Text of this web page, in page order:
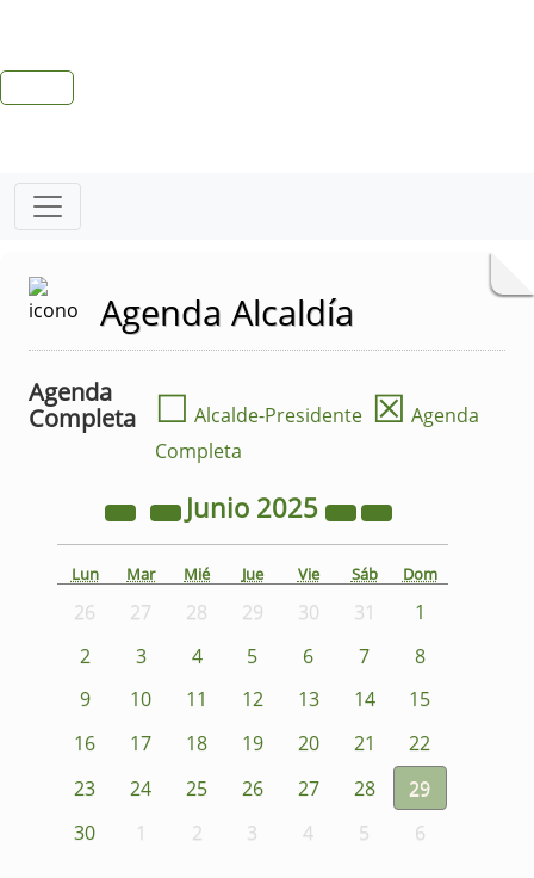
Agenda Alcaldía
Agenda
Completa
☐ Alcalde-Presidente ☒ Agenda
Completa
Junio 2025
Lun Mar Mié Jue Vie Sáb Dom
26 27 28 29 30 31
1
2
3 4 5 6 7
8
9
10 11 12 13 14
15
16
17 18 19 20 21
22
23
24 25 26 27 28
29
30
1 2 3 4 5 6